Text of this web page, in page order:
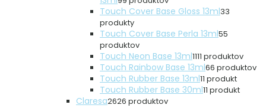
Touch Cover Base Gloss 13ml33
produkty
Touch Cover Base Perla 13ml55
produktov
Touch Neon Base 13ml1111 produktov
Touch Rainbow Base 13ml66 produktov
Touch Rubber Base 13ml11 produkt
Touch Rubber Base 30ml11 produkt
Claresa2626 produktov